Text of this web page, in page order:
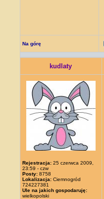
Na górę
kudlaty
Rejestracja: 25 czerwca 2009,
23:59 - czw
Posty: 8758
Lokalizacja: Ciemnogród
724227381
Ule na jakich gospodaruję:
wielkopolski